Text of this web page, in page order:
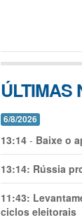
ÚLTIMAS
6/8/2026
13:14 - Baixe o
13:14: Rússia
11:43:
ciclos eleitorais